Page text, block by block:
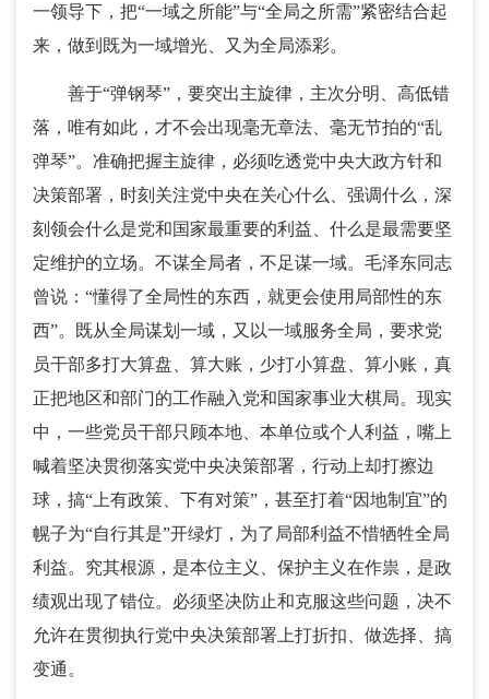
一领导下，把“一域之所能”与“全局之所需”紧密结合起
来，做到既为一域增光、又为全局添彩。
善于“弹钢琴”，要突出主旋律，主次分明、高低错
落，唯有如此，才不会出现毫无章法、毫无节拍的“乱
弹琴”。准确把握主旋律，必须吃透党中央大政方针和
决策部署，时刻关注党中央在关心什么、强调什么，深
刻领会什么是党和国家最重要的利益、什么是最需要坚
定维护的立场。不谋全局者，不足谋一域。毛泽东同志
曾说：“懂得了全局性的东西，就更会使用局部性的东
西”。既从全局谋划一域，又以一域服务全局，要求党
员干部多打大算盘、算大账，少打小算盘、算小账，真
正把地区和部门的工作融入党和国家事业大棋局。现实
中，一些党员干部只顾本地、本单位或个人利益，嘴上
喊着坚决贯彻落实党中央决策部署，行动上却打擦边
球，搞“上有政策、下有对策”，甚至打着“因地制宜”的
幌子为“自行其是”开绿灯，为了局部利益不惜牺牲全局
利益。究其根源，是本位主义、保护主义在作祟，是政
绩观出现了错位。必须坚决防止和克服这些问题，决不
允许在贯彻执行党中央决策部署上打折扣、做选择、搞
变通。